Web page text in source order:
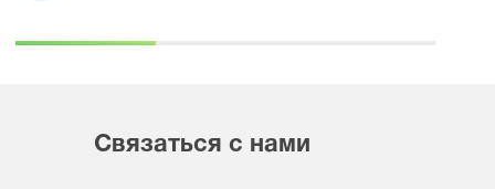
Связаться с нами